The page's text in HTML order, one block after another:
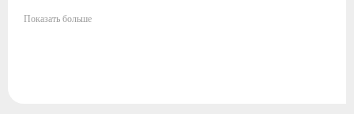
Показать больше